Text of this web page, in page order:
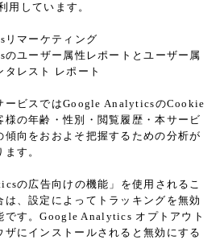
用しています。
マーケティング
ユーザー属性レポートとユーザー属
レスト レポート
ービスではGoogle AnalyticsのCookie
様の年齢・性別・閲覧履歴・本サービ
傾向をおおよそ把握するための分析が
す。
の広告向けの機能」を使用されるこ
は、設定によってトラッキングを無効
です。Google Analytics オプトアウト
ザにインストールされると無効にする